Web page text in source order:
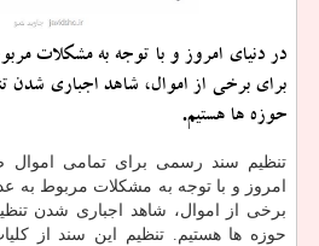
در دنیای امروز و با توجه به مشكلات
برای برخی از اموال، شاهد اجباری شدن
حوزه ها هستیم.
تنظیم سند رسمی برای تمامی اموال
امروز و با توجه به مشکلات مربوط به
برخی از اموال، شاهد اجباری شدن
حوزه ها هستیم. تنظیم این سند از